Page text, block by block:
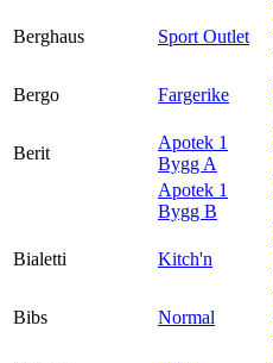
Berghaus
Sport Outlet
Bergo Fargerike
Berit
Apotek 1
Bygg A
Apotek 1
Bygg B
Bialetti Kitch'n
Bibs
Normal